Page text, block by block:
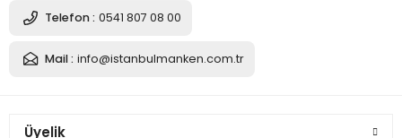
150 Kg Taşıma Kapasiteli Uzaktan WiFe Kontrol Döner Platform
Telefon : 0541 807 08 00
Mail : info@istanbulmanken.com.tr
Üyelik